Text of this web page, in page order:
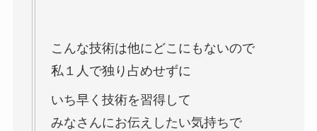
こんな技術は他にどこにもないので
私１人で独り占めせずに
いち早く技術を習得して
みなさんにお伝えしたい気持ちで